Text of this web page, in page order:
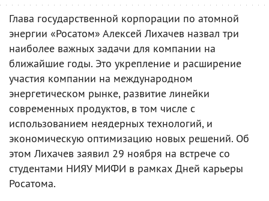
Глава государственной корпорации по атомной
энергии «Росатом» Алексей Лихачев назвал три
наиболее важных задачи для компании на
ближайшие годы. Это укрепление и расширение
участия компании на международном
энергетическом рынке, развитие линейки
современных продуктов, в том числе с
использованием неядерных технологий, и
экономическую оптимизацию новых решений. Об
этом Лихачев заявил 29 ноября на встрече со
студентами НИЯУ МИФИ в рамках Дней карьеры
Росатома.